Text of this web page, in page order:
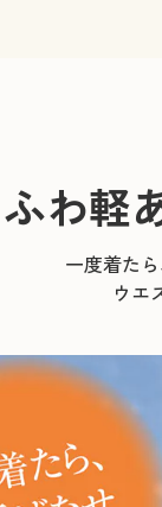
ふわ軽
一度着た
ウエ